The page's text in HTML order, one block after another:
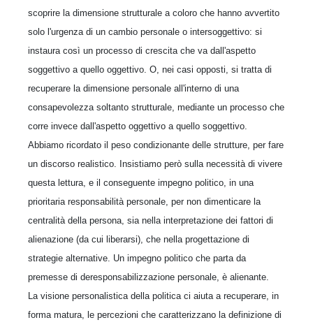
scoprire la dimensione strutturale a coloro che hanno avvertito
solo l'urgenza di un cambio personale o intersoggettivo: si
instaura così un processo di crescita che va dall'aspetto
soggettivo a quello oggettivo. O, nei casi opposti, si tratta di
recuperare la dimensione personale all'interno di una
consapevolezza soltanto strutturale, mediante un processo che
corre invece dall'aspetto oggettivo a quello soggettivo.
Abbiamo ricordato il peso condizionante delle strutture, per fare
un discorso realistico. Insistiamo però sulla necessità di vivere
questa lettura, e il conseguente impegno politico, in una
prioritaria responsabilità personale, per non dimenticare la
centralità della persona, sia nella interpretazione dei fattori di
alienazione (da cui liberarsi), che nella progettazione di
strategie alternative. Un impegno politico che parta da
premesse di deresponsabilizzazione personale, è alienante.
La visione personalistica della politica ci aiuta a recuperare, in
forma matura, le percezioni che caratterizzano la definizione di